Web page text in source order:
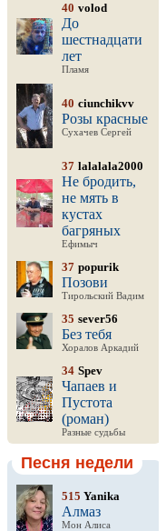
40 volod
До
шестнадцати
лет
Пламя
40 ciunchikvv
Розы красные
Сухачев Сергей
37 lalalala2000
Не бродить,
не мять в
кустах
багряных
Ефимыч
37 popurik
Позови
Тирольский Вадим
35 sever56
Без тебя
Хоралов Аркадий
34 Spev
Чапаев и
Пустота
(роман)
Разные судьбы
Песня недели
515 Yanika
Алмаз
Мон Алиса